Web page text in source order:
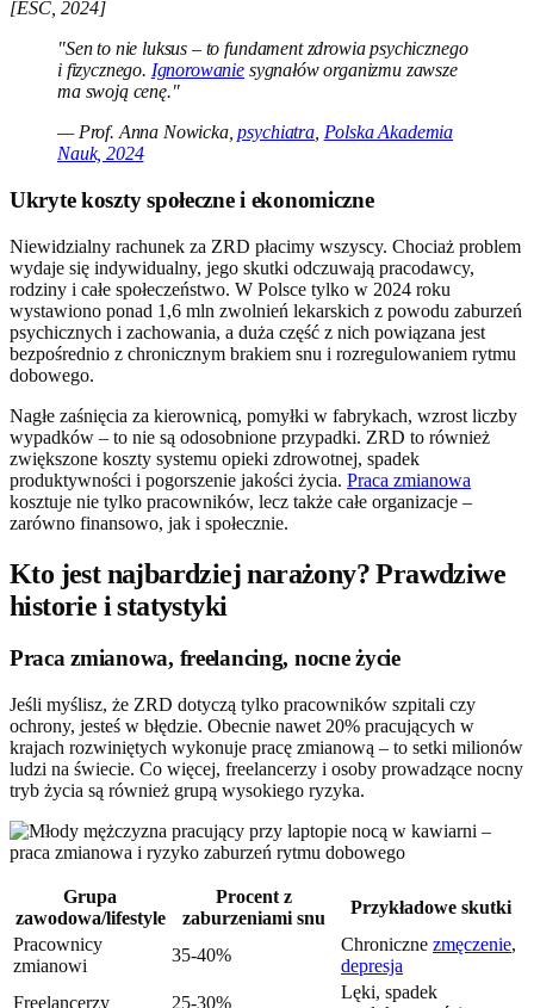
[ESC, 2024]
"Sen to nie luksus – to fundament zdrowia psychicznego
i fizycznego. Ignorowanie sygnałów organizmu zawsze
ma swoją cenę."
— Prof. Anna Nowicka,psychiatra, Polska Akademia
Nauk, 2024
Ukryte koszty społeczne i ekonomiczne
Niewidzialny rachunek za ZRD płacimy wszyscy. Chociaż problem
wydaje się indywidualny, jego skutki odczuwają pracodawcy,
rodziny i całe społeczeństwo. W Polsce tylko w 2024 roku
wystawiono ponad 1,6 mln zwolnień lekarskich z powodu zaburzeń
psychicznych i zachowania, a duża część z nich powiązana jest
bezpośrednio z chronicznym brakiem snu i rozregulowaniem rytmu
dobowego.
Nagłe zaśnięcia za kierownicą, pomyłki w fabrykach, wzrost liczby
wypadków – to nie są odosobnione przypadki. ZRD to również
zwiększone koszty systemu opieki zdrowotnej, spadek
produktywności i pogorszenie jakości życia. Praca zmianowa
kosztuje nie tylko pracowników, lecz także całe organizacje –
zarówno finansowo, jak i społecznie.
Kto jest najbardziej narażony? Prawdziwe
historie i statystyki
Praca zmianowa, freelancing, nocne życie
Jeśli myślisz, że ZRD dotyczą tylko pracowników szpitali czy
ochrony, jesteś w błędzie. Obecnie nawet 20% pracujących w
krajach rozwiniętych wykonuje pracę zmianową – to setki milionów
ludzi na świecie. Co więcej, freelancerzy i osoby prowadzące nocny
tryb życia są również grupą wysokiego ryzyka.
Grupa
zawodowa/lifestyle
Procent z
zaburzeniami snu
Przykładowe skutki
Pracownicy
zmianowi
35-40%
Chroniczne zmęczenie,
depresja
Freelancerzy
25-30%
Lęki, spadek